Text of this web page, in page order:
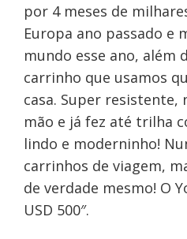
por 4 meses de
Europa ano passado e
mundo esse ano, além
carrinho que usamos
casa. Super resistente,
mão e já fez até trilha
lindo e moderninho!
carrinhos de viagem,
de verdade mesmo! O
USD 500″.